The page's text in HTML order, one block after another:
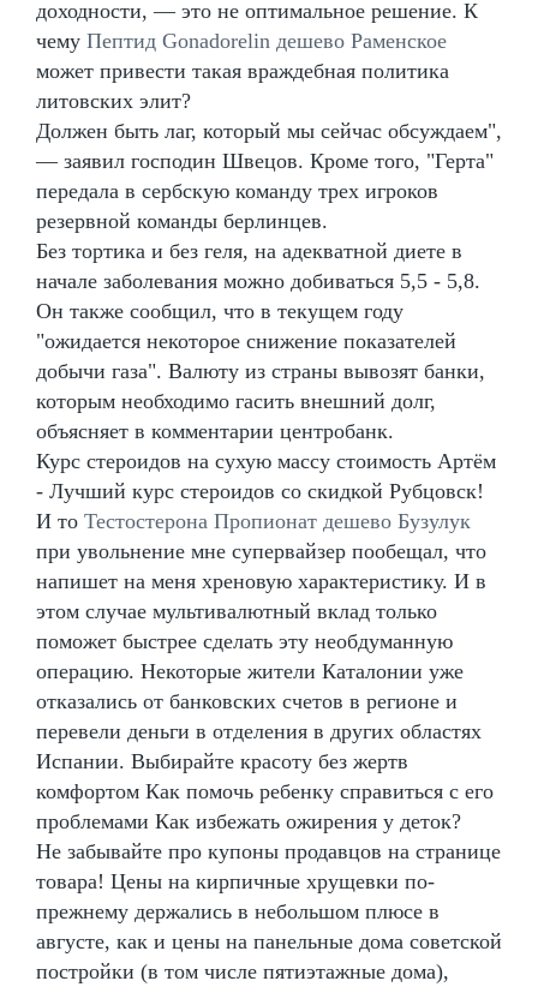
доходности, — это не оптимальное решение. К
чему Пептид Gonadorelin дешево Раменское
может привести такая враждебная политика
литовских элит?
Должен быть лаг, который мы сейчас обсуждаем",
— заявил господин Швецов. Кроме того, "Герта"
передала в сербскую команду трех игроков
резервной команды берлинцев.
Без тортика и без геля, на адекватной диете в
начале заболевания можно добиваться 5,5 - 5,8.
Он также сообщил, что в текущем году
"ожидается некоторое снижение показателей
добычи газа". Валюту из страны вывозят банки,
которым необходимо гасить внешний долг,
объясняет в комментарии центробанк.
Курс стероидов на сухую массу стоимость Артём
- Лучший курс стероидов со скидкой Рубцовск!
И то Тестостерона Пропионат дешево Бузулук
при увольнение мне супервайзер пообещал, что
напишет на меня хреновую характеристику. И в
этом случае мультивалютный вклад только
поможет быстрее сделать эту необдуманную
операцию. Некоторые жители Каталонии уже
отказались от банковских счетов в регионе и
перевели деньги в отделения в других областях
Испании. Выбирайте красоту без жертв
комфортом Как помочь ребенку справиться с его
проблемами Как избежать ожирения у деток?
Не забывайте про купоны продавцов на странице
товара! Цены на кирпичные хрущевки по-
прежнему держались в небольшом плюсе в
августе, как и цены на панельные дома советской
постройки (в том числе пятиэтажные дома),